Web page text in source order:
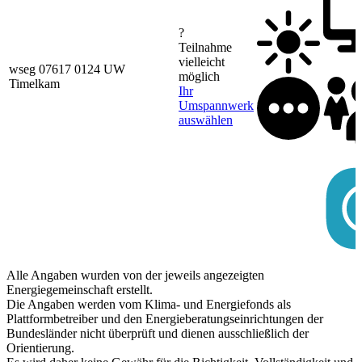
wseg 07617 0124 UW
Timelkam
?
Teilnahme
vielleicht
möglich
Ihr
Umspannwerk
auswählen
Alle Angaben wurden von der jeweils angezeigten
Energiegemeinschaft erstellt.
Die Angaben werden vom Klima- und Energiefonds als
Plattformbetreiber und den Energieberatungseinrichtungen der
Bundesländer nicht überprüft und dienen ausschließlich der
Orientierung.